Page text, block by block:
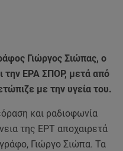
Γιώργος Σιώπας, ο
την ΕΡΑ ΣΠΟΡ, μετά από
με την υγεία του.
και ραδιοφωνία
της ΕΡΤ αποχαιρετά
Γιώργο Σιώπα. Τα